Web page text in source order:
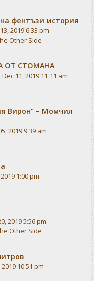
фентъзи история
2019 6:33 pm
Other Side
ОТ СТОМАНА
11, 2019 11:11 am
Вирон“ – Момчил
2019 9:39 am
1:00 pm
2019 5:56 pm
Other Side
2019 10:51 pm